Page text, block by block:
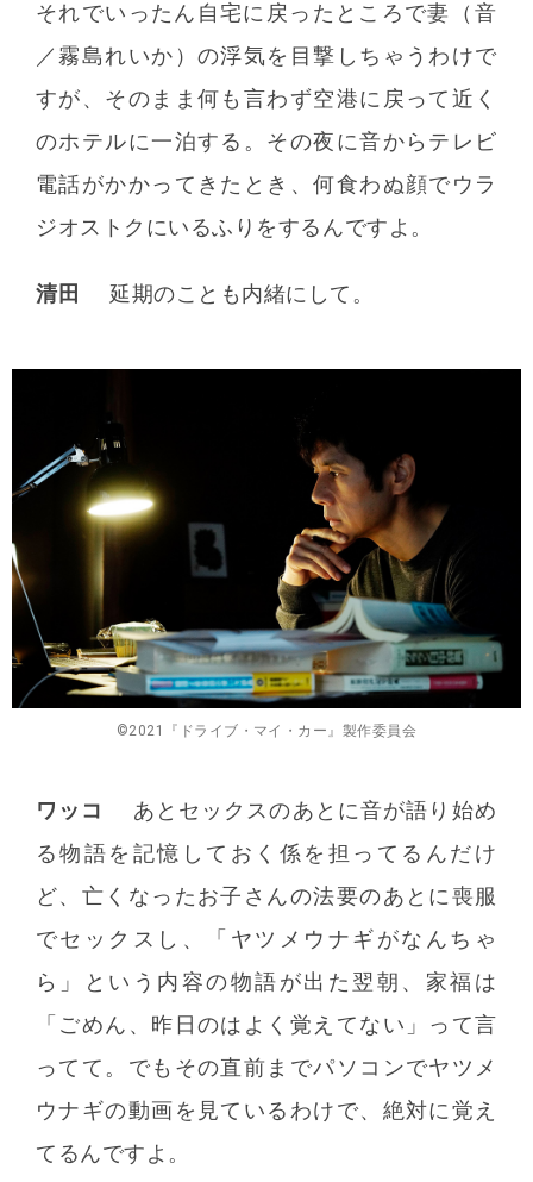
それでいったん自宅に戻ったところで妻（ 音
／霧島れいか）の浮気を目撃しちゃうわけで
すが、そのまま何も言わず空港に戻って近く
のホテルに一泊する。その夜に音からテレビ
電話がかかってきたとき、何食わぬ顔でウラ
ジオストクにいるふりをするんですよ。
清田 延期のことも内緒にして。
©️2021『ドライブ・マイ・カー』製作委員会
ワッコ
あとセックスのあとに音が語り始め
る物語を記憶しておく係を担ってるんだけ
ど、亡くなったお子さんの法要のあとに喪服
でセックスし、「ヤツメウナギがなんちゃ
ら」という内容の物語が出た翌朝、家福は
「ごめん、昨日のはよく覚えてない」って言
ってて。でもその直前までパソコンでヤツメ
ウナギの動画を見ているわけで、絶対に覚え
てるんですよ。